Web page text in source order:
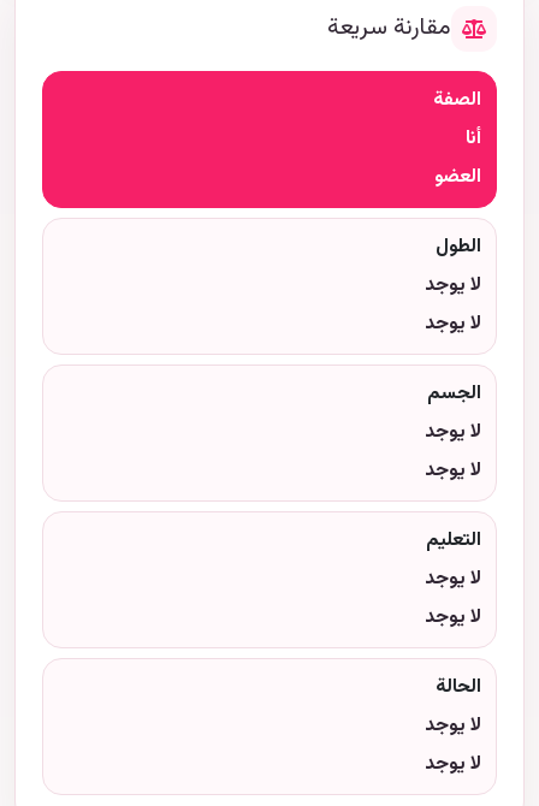
مقارنة سريعة
الصفة
أنا
العضو
الطول
لا يوجد
لا يوجد
الجسم
لا يوجد
لا يوجد
التعليم
لا يوجد
لا يوجد
الحالة
لا يوجد
لا يوجد